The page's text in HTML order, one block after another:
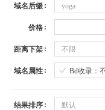
域名后缀 yoga
价格
距离下架 不限
域名属性 Bd收录：
结果排序 默认